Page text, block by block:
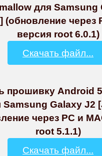
для Samsung
(обновление через
версия root 6.0.1)
Скачать файл...
прошивку Android
Samsung Galaxy J2
через PC и
root 5.1.1)
Скачать файл...